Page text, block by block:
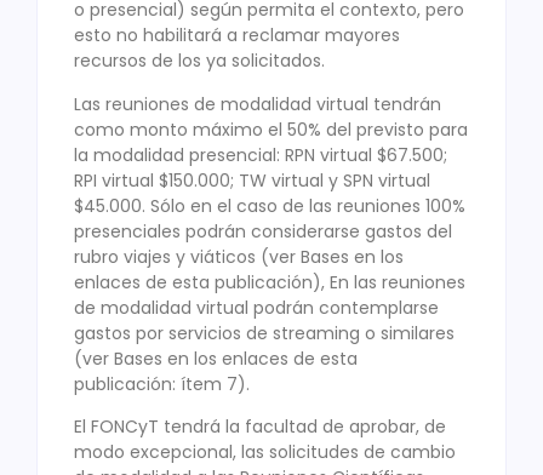
o presencial) según permita el contexto, pero
esto no habilitará a reclamar mayores
recursos de los ya solicitados.
Las reuniones de modalidad virtual tendrán
como monto máximo el 50% del previsto para
la modalidad presencial: RPN virtual $67.500;
RPI virtual $150.000; TW virtual y SPN virtual
$45.000. Sólo en el caso de las reuniones 100%
presenciales podrán considerarse gastos del
rubro viajes y viáticos (ver Bases en los
enlaces de esta publicación), En las reuniones
de modalidad virtual podrán contemplarse
gastos por servicios de streaming o similares
(ver Bases en los enlaces de esta
publicación: ítem 7).
El FONCyT tendrá la facultad de aprobar, de
modo excepcional, las solicitudes de cambio